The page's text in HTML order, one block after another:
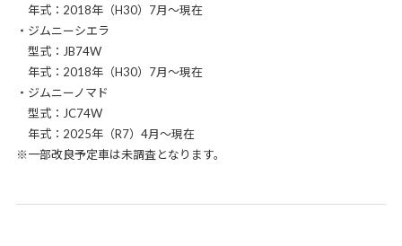
年式：2018年（H30）7月～現在
・ジムニーシエラ
型式：JB74W
年式：2018年（H30）7月～現在
・ジムニーノマド
型式：JC74W
年式：2025年（R7）4月～現在
※一部改良予定車は未調査となります。